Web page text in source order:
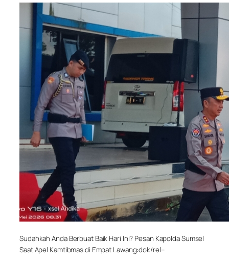
Sudahkah Anda Berbuat Baik Hari Ini? Pesan Kapolda Sumsel
Saat Apel Kamtibmas di Empat Lawang:dok/rel–